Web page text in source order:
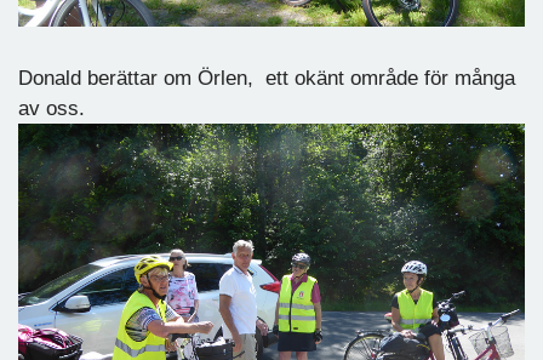
Donald berättar om Örlen, ett okänt område för många
av oss.